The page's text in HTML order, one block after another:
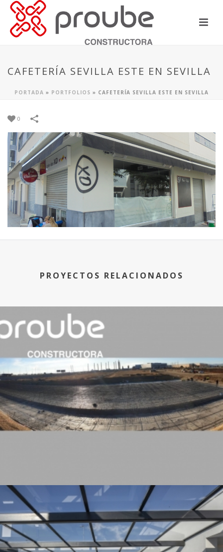
CAFETERÍA SEVILLA ESTE EN SEVILLA
PORTADA » PORTFOLIOS » CAFETERÍA SEVILLA ESTE EN SEVILLA
0
PROYECTOS RELACIONADOS